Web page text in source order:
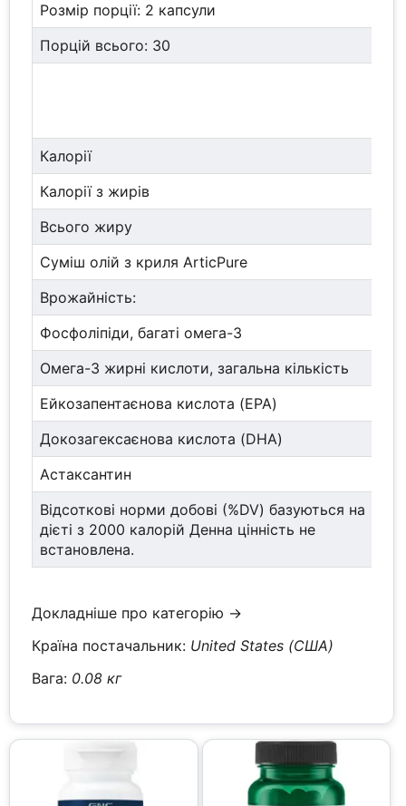
Розмір порції: 2 капсули
Порцій всього: 30
Калорії
Калорії з жирів
Всього жиру
Суміш олій з криля ArticPure
Врожайність:
Фосфоліпіди, багаті омега-3
Омега-3 жирні кислоти, загальна кількість
Ейкозапентаєнова кислота (EPA)
Докозагексаєнова кислота (DHA)
Астаксантин
Відсоткові норми добові (%DV) базуються на
дієті з 2000 калорій Денна цінність не
встановлена.
Докладніше про категорію →
Країна постачальник: United States (США)
Вага: 0.08 кг